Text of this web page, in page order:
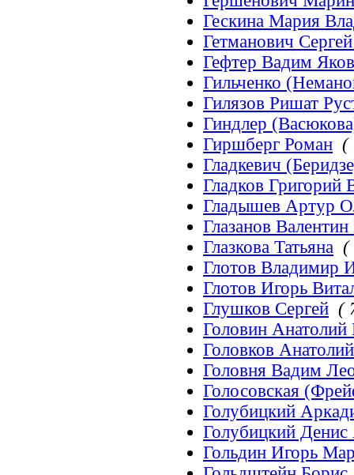
Гескина Мария
Гетманович
Гефтер Вадим
Гильченко
Гилязов Ришат
Гиндлер
Гиршберг Роман (
Гладкевич
Гладков Григорий
Гладышев Артур
Глазанов Валентин
Глазкова Татьяна (
Глотов Владимир
Глотов Игорь
Глушков Сергей (
Головин Анатолий
Головков
Головня Вадим
Голосовская
Голубицкий
Голубицкий Денис
Гольдин Игорь